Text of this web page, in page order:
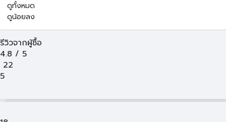
ดูทั้งหมด
ดูน้อยลง
รีวิวจากผู้ซื้อ
4.8 / 5
22
5